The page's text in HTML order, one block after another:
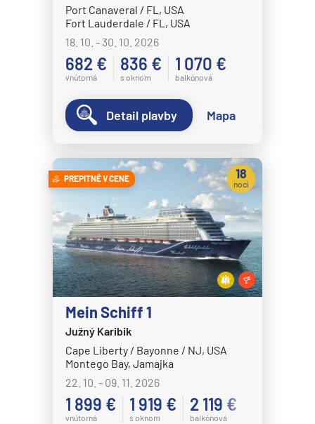
MSC Lirica
MSC Magnifica
MSC Meraviglia
MSC Musica
MSC Opera
MSC Orchestra
MSC Poesia
MSC Preziosa
MSC Seascape
MSC Seashore
MSC Seaside
MSC Seaview
MSC Sinfonia
MSC Splendida
MSC Virtuosa
MSC World America
MSC World Asia
Port Canaveral / FL, USA
Fort Lauderdale / FL, USA
18. 10. - 30. 10. 2026
682 €
vnútorná
836 €
s oknom
1 070 €
balkónová
Detail plavby Mapa
PREPITNÉ V CENE
Mein Schiff 1
Južný Karibik
Cape Liberty / Bayonne / NJ, USA
Montego Bay, Jamajka
22. 10. - 09. 11. 2026
1 899 €
vnútorná
1 919 €
s oknom
2 119 €
balkónová
18
nocí